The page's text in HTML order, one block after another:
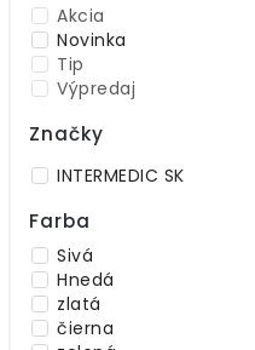
Akcia
Novinka
Tip
Výpredaj
Značky
INTERMEDIC SK
Farba
Sivá
Hnedá
zlatá
čierna